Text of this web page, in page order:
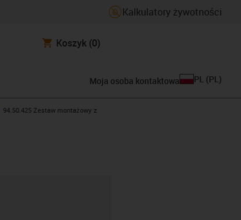
Kalkulatory żywotności
Koszyk (0)
Moja osoba kontaktowa PL (PL )
igus-icon-arrow-right
94.50.425 Zestaw montażowy z